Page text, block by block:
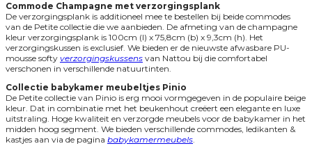
Commode Champagne met verzorgingsplank
De verzorgingsplank is additioneel mee te bestellen bij beide commodes
van de Petite collectie die we aanbieden. De afmeting van de champagne
kleur verzorgingsplank is 100cm (l) x 75,8cm (b) x 9,3cm (h). Het
verzorgingskussen is exclusief. We bieden er de nieuwste afwasbare PU-
mousse softy verzorgingskussens van Nattou bij die comfortabel
verschonen in verschillende natuurtinten.
Collectie babykamer meubeltjes Pinio
De Petite collectie van Pinio is erg mooi vormgegeven in de populaire beige
kleur. Dat in combinatie met het beukenhout creëert een elegante en luxe
uitstraling. Hoge kwaliteit en verzorgde meubels voor de babykamer in het
midden hoog segment. We bieden verschillende commodes, ledikanten &
kastjes aan via de pagina babykamermeubels.